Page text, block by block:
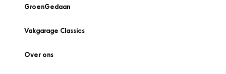
GroenGedaan
Vakgarage Classics
Over ons